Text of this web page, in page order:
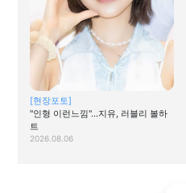
[현장포토]
"인형 이런느낌"…지유, 러블리 볼하
트
2026.08.06